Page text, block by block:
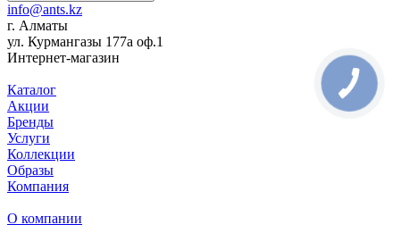
info@ants.kz
г. Алматы
ул. Курмангазы 177а оф.1
Интернет-магазин
Каталог
Акции
Бренды
Услуги
Коллекции
Образы
Компания
О компании